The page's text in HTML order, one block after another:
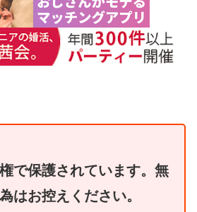
で保護されています。無
はお控えください。